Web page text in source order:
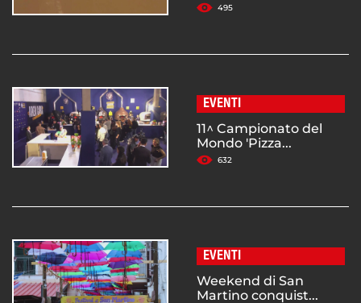
495
EVENTI
11^ Campionato del
Mondo 'Pizza...
632
EVENTI
Weekend di San
Martino conquist...